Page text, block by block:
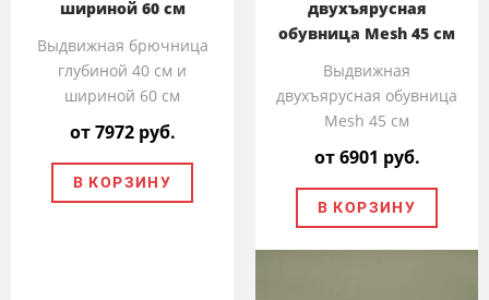
шириной 60 см
Выдвижная брючница
глубиной 40 см и
шириной 60 см
от 7972 руб.
В КОРЗИНУ
двухъярусная
обувница Mesh 45 см
Выдвижная
двухъярусная обувница
Mesh 45 см
от 6901 руб.
В КОРЗИНУ